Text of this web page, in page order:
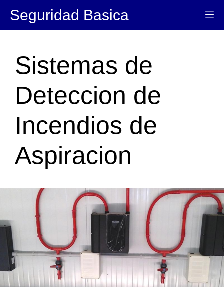
SaltarSeguridad Basica
Sistemas de
Deteccion de
Incendios de
Aspiracion